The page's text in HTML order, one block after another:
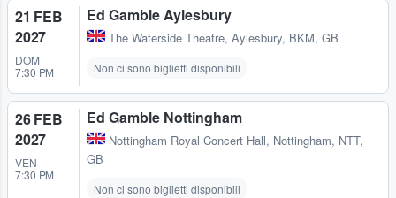
21 FEB
2027
DOM
7:30 PM
Ed Gamble Aylesbury
The Waterside Theatre, Aylesbury, BKM, GB
Non ci sono biglietti disponibili
26 FEB
2027
VEN
7:30 PM
Ed Gamble Nottingham
Nottingham Royal Concert Hall, Nottingham, NTT,
GB
Non ci sono biglietti disponibili